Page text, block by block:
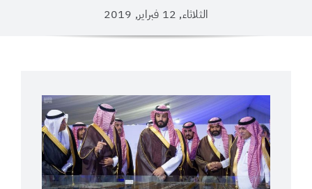
الثلاثاء, 12 فبراير, 2019